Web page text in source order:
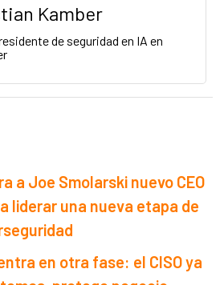
Kamber
de seguridad en IA en
a Joe Smolarski nuevo CEO
liderar una nueva etapa de
en otra fase: el CISO ya